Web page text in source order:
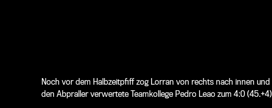
Noch vor dem Halbzeitpfiff zog Lorran von rechts nach innen
den Abpraller verwertete Teamkollege Pedro Leao zum 4:0